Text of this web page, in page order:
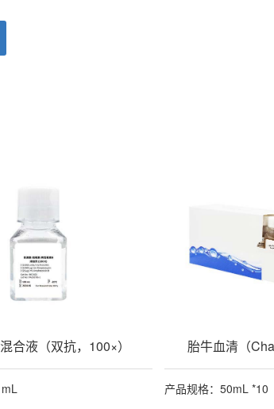
合液（双抗，100×） 胎牛血清（
产品规格：50mL *10